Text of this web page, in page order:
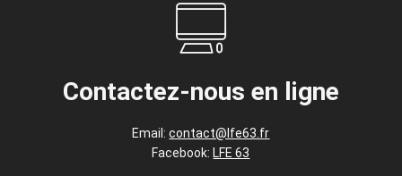
Contactez-nous en ligne
Email:contact@lfe63.fr
Facebook: LFE 63